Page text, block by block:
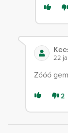
22
Zóóó
2